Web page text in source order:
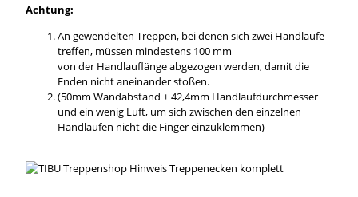
Achtung:
An gewendelten Treppen, bei denen sich zwei Handläufe
treffen, müssen mindestens 100 mm
von der Handlauflänge abgezogen werden, damit die
Enden nicht aneinander stoßen.
(50mm Wandabstand + 42,4mm Handlaufdurchmesser
und ein wenig Luft, um sich zwischen den einzelnen
Handläufen nicht die Finger einzuklemmen)